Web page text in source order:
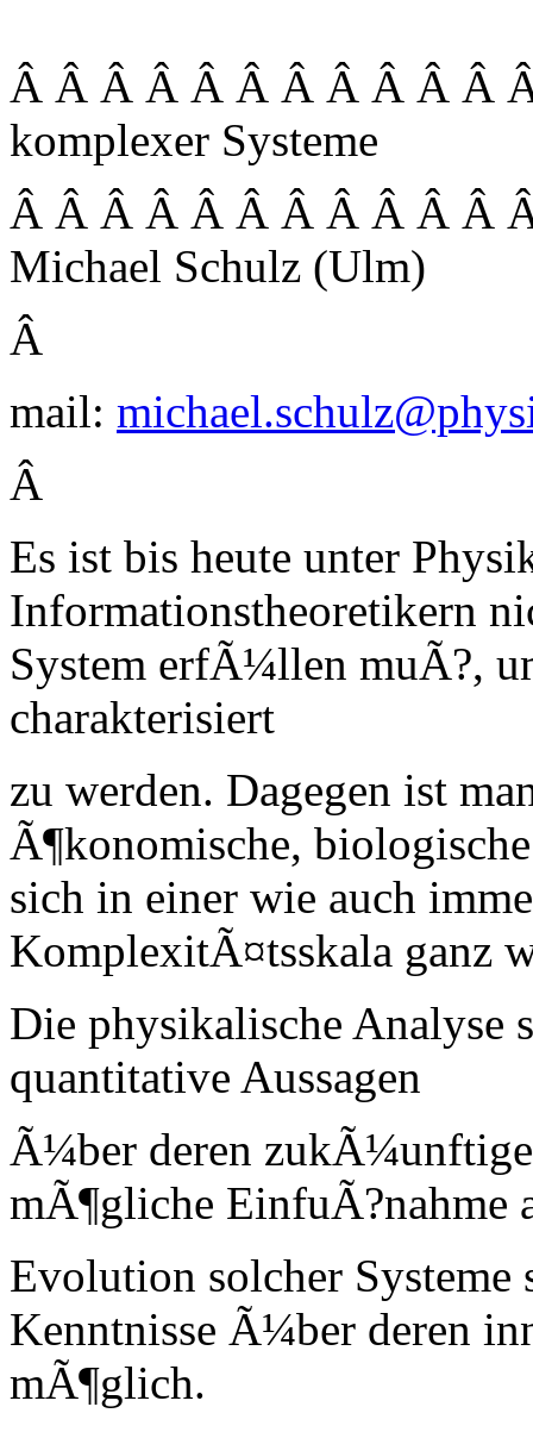
Â Â Â Â Â Â Â Â Â Â Â
komplexer Systeme
Â Â Â Â Â Â Â Â Â Â Â
Michael Schulz (Ulm)
Â
mail:
Â
Es ist bis heute unter
Informationstheoretikern
System erfÃ¼llen muÃ?,
charakterisiert
zu werden. Dagegen ist
Ã¶konomische,
sich in einer wie auch
KomplexitÃ¤tsskala ganz
Die physikalische Analyse
quantitative Aussagen
Ã¼ber deren
mÃ¶gliche EinfuÃ?nahme
Evolution solcher Systeme
Kenntnisse Ã¼ber deren
mÃ¶glich.